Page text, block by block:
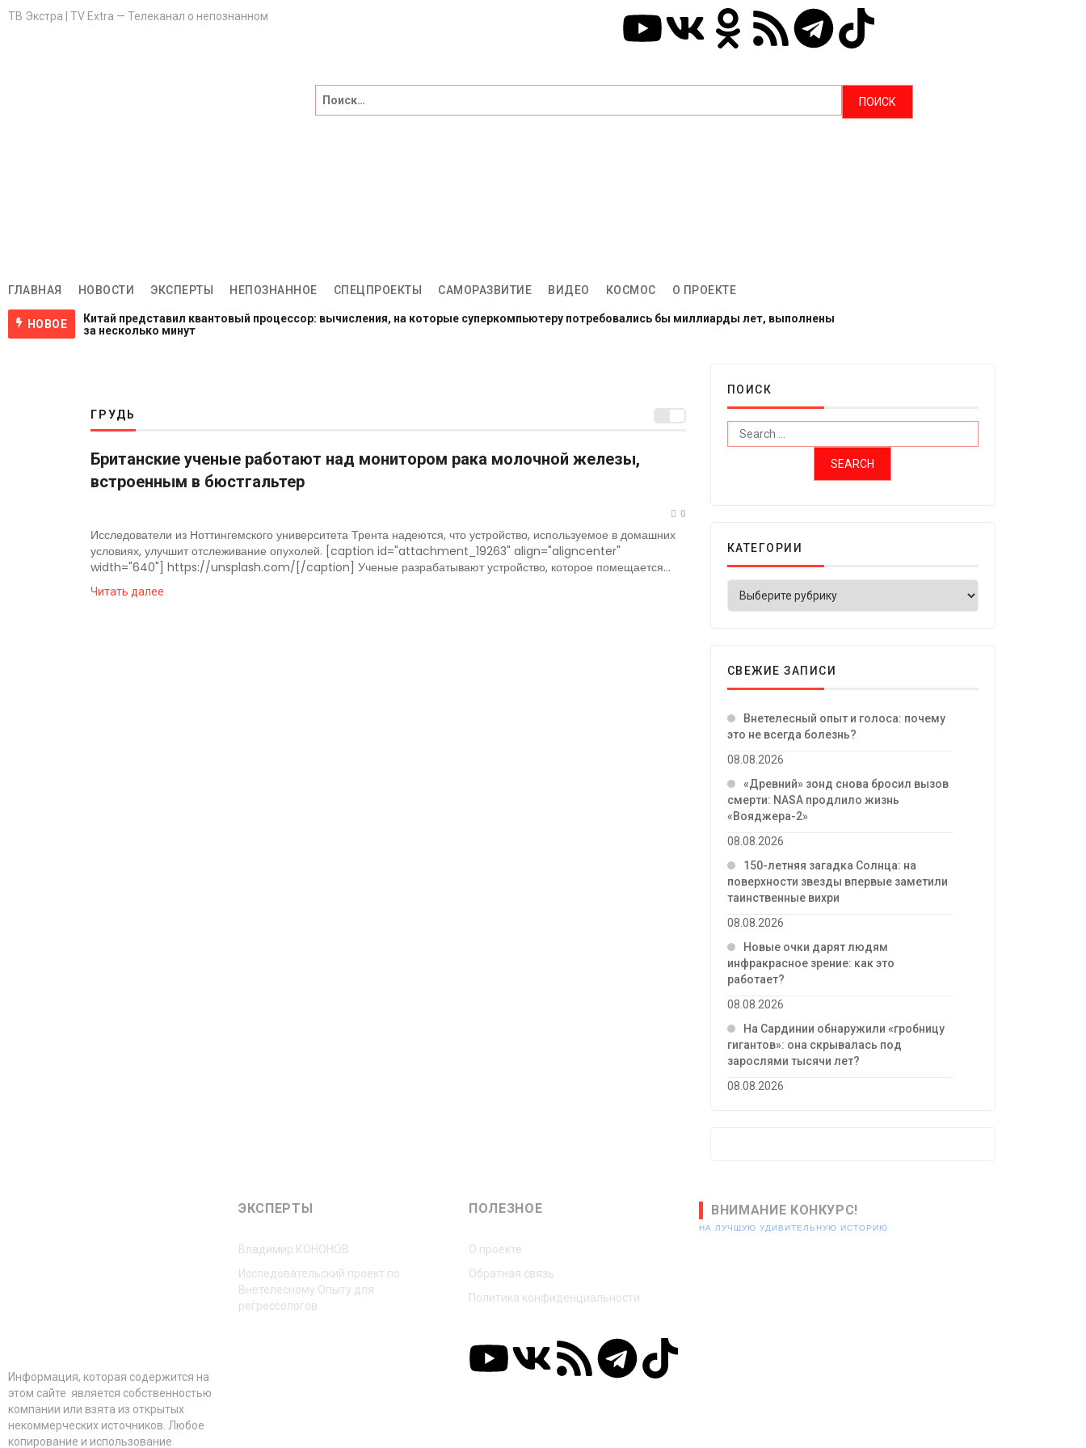
ТВ Экстра | TV Extra — Телеканал о непознанном
ГЛАВНАЯ НОВОСТИ ЭКСПЕРТЫ НЕПОЗНАННОЕ СПЕЦПРОЕКТЫ САМОРАЗВИТИЕ ВИДЕО КОСМОС О ПРОЕКТЕ
Саморазвитие
ВИДЕО
НОВОЕ
Китай представил квантовый процессор: вычисления, на которые суперкомпьютеру потребовались бы миллиарды лет, выполнены
за несколько минут
ГРУДЬ
Британские ученые работают над монитором рака молочной железы,
встроенным в бюстгальтер
0
Исследователи из Ноттингемского университета Трента надеются, что устройство, используемое в домашних
условиях, улучшит отслеживание опухолей. [caption id="attachment_19263" align="aligncenter"
width="640"] https://unsplash.com/[/caption] Ученые разрабатывают устройство, которое помещается...
Читать далее
ПОИСК
КАТЕГОРИИ
СВЕЖИЕ ЗАПИСИ
Внетелесный опыт и голоса: почему
это не всегда болезнь?
08.08.2026
«Древний» зонд снова бросил вызов
смерти: NASA продлило жизнь
«Вояджера-2»
08.08.2026
150-летняя загадка Солнца: на
поверхности звезды впервые заметили
таинственные вихри
08.08.2026
Новые очки дарят людям
инфракрасное зрение: как это
работает?
08.08.2026
На Сардинии обнаружили «гробницу
гигантов»: она скрывалась под
зарослями тысячи лет?
08.08.2026
Информация, которая содержится на
этом сайте является собственностью
компании или взята из открытых
некоммерческих источников. Любое
копирование и использование
ЭКСПЕРТЫ
Владимир КОНОНОВ
Исследовательский проект по
Внетелесному Опыту для
регрессологов
ПОЛЕЗНОЕ
О проекте
Обратная связь
Политика конфиденциальности
ВНИМАНИЕ КОНКУРС!
НА ЛУЧШУЮ УДИВИТЕЛЬНУЮ ИСТОРИЮ